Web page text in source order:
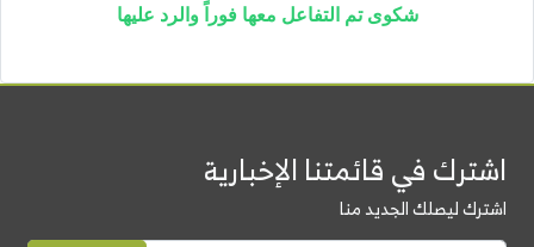
شكوى تم التفاعل معها فوراً والرد عليها
اشترك في قائمتنا الإخبارية
اشترك ليصلك الجديد منا